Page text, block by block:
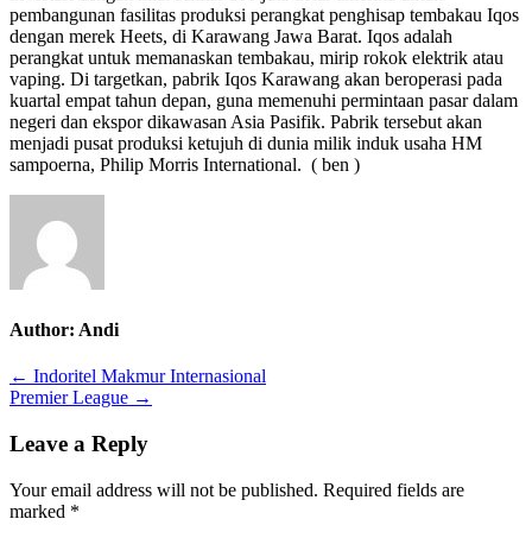
pembangunan fasilitas produksi perangkat penghisap tembakau Iqos
dengan merek Heets, di Karawang Jawa Barat. Iqos adalah
perangkat untuk memanaskan tembakau, mirip rokok elektrik atau
vaping. Di targetkan, pabrik Iqos Karawang akan beroperasi pada
kuartal empat tahun depan, guna memenuhi permintaan pasar dalam
negeri dan ekspor dikawasan Asia Pasifik. Pabrik tersebut akan
menjadi pusat produksi ketujuh di dunia milik induk usaha HM
sampoerna, Philip Morris International. ( ben )
Author: Andi
Post
navigation
← Indoritel Makmur Internasional
Premier League →
Leave a Reply
Your email address will not be published. Required fields are
marked *